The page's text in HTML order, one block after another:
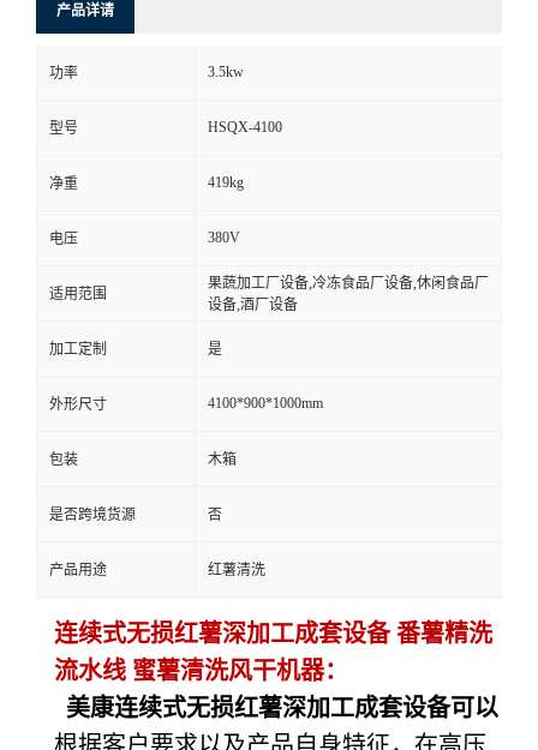
产品详请
功率 3.5kw
型号 HSQX-4100
净重 419kg
电压 380V
适用范围
果蔬加工厂设备,冷冻食品厂设备,休闲食品厂
设备,酒厂设备
加工定制 是
外形尺寸 4100*900*1000mm
包装 木箱
是否跨境货源 否
产品用途 红薯清洗
连续式无损红薯深加工成套设备 番薯精洗
流水线 蜜薯清洗风干机器：
美康连续式无损红薯深加工成套设备可以